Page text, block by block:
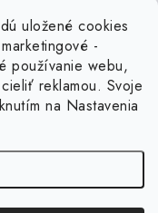
uložené cookies
-
používanie webu,
reklamou. Svoje
na Nastavenia